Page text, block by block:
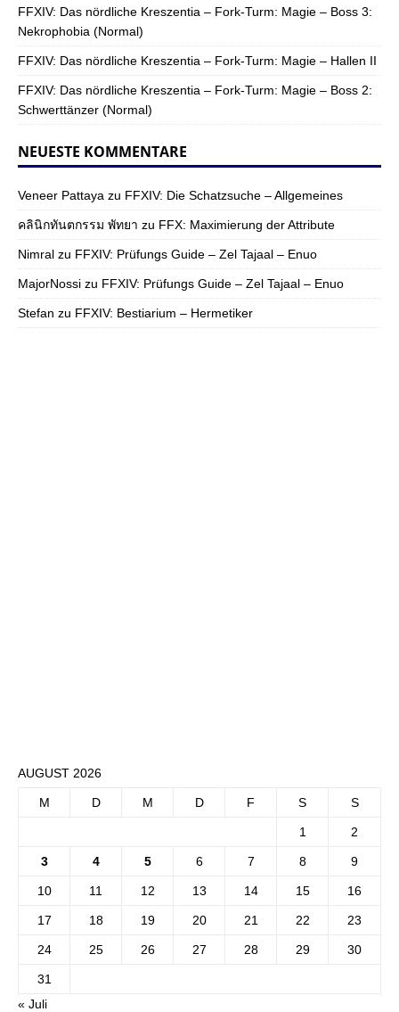
FFXIV: Das nördliche Kreszentia – Fork-Turm: Magie – Boss 3:
Nekrophobia (Normal)
FFXIV: Das nördliche Kreszentia – Fork-Turm: Magie – Hallen II
FFXIV: Das nördliche Kreszentia – Fork-Turm: Magie – Boss 2:
Schwerttänzer (Normal)
NEUESTE KOMMENTARE
Veneer Pattaya zu FFXIV: Die Schatzsuche – Allgemeines
คลินิกทันตกรรม พัทยา zu FFX: Maximierung der Attribute
Nimral zu FFXIV: Prüfungs Guide – Zel Tajaal – Enuo
MajorNossi zu FFXIV: Prüfungs Guide – Zel Tajaal – Enuo
Stefan zu FFXIV: Bestiarium – Hermetiker
AUGUST 2026
M D M D F S S
1 2
3 4 5 6 7 8 9
10 11 12 13 14 15 16
17 18 19 20 21 22 23
24 25 26 27 28 29 30
31
« Juli